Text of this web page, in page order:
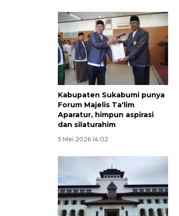
Kabupaten Sukabumi punya
Forum Majelis Ta'lim
Aparatur, himpun aspirasi
dan silaturahim
5 Mei 2026 14:02